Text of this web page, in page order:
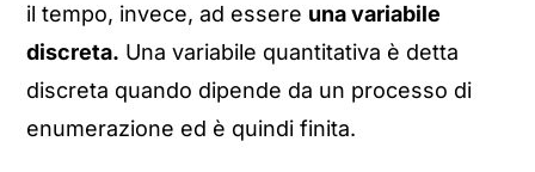
il tempo, invece, ad essere una variabile
discreta. Una variabile quantitativa è detta
discreta quando dipende da un processo di
enumerazione ed è quindi finita.